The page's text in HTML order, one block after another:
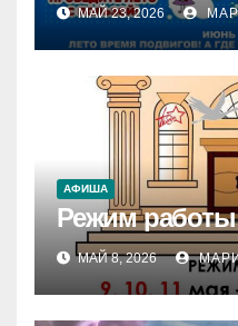
МАЙ 23, 2026
АФИША
Режим работы
МАЙ 8, 2026